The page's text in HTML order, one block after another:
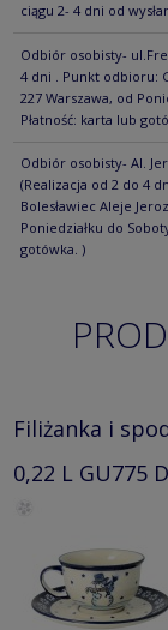
ciągu 2- 4 dni od
Odbiór osobisty-
4 dni . Punkt odbioru:
227 Warszawa, od
Płatność: karta lub
Odbiór osobisty- Al.
(Realizacja od 2 do 4
Bolesławiec Aleje
Poniedziałku do
gotówka. )
Filiżanka i
0,22 L GU775